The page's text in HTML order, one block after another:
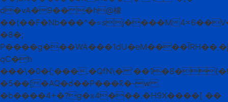
d�vA�9�� �h@橡
��(��F�Nb���^�=sj����M
�8�;
P����g���WA���1dU�eM����آRH��܂�j�V%H��n��?
qC�h
���\�0�{;���.�QfN\�
�5��[�AQ�d̸��P���k͊�-w
�b����4+�?g�x4���.�H9X����[ ��